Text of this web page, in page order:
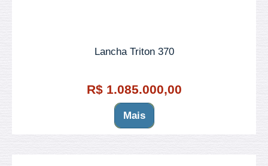
Lancha Triton 370
R$ 1.085.000,00
Mais